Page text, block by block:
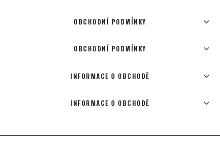
OBCHODNÍ PODMÍNKY
OBCHODNÍ PODMÍNKY
INFORMACE O OBCHODĚ
INFORMACE O OBCHODĚ